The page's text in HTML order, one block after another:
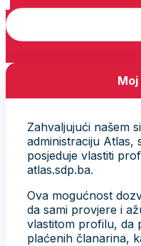
Zahvaljujući našem
administraciju Atlas,
posjeduje vlastiti
atlas.sdp.ba.
Ova mogućnost
da sami provjere i
vlastitom profilu, da
plaćenih članarina,